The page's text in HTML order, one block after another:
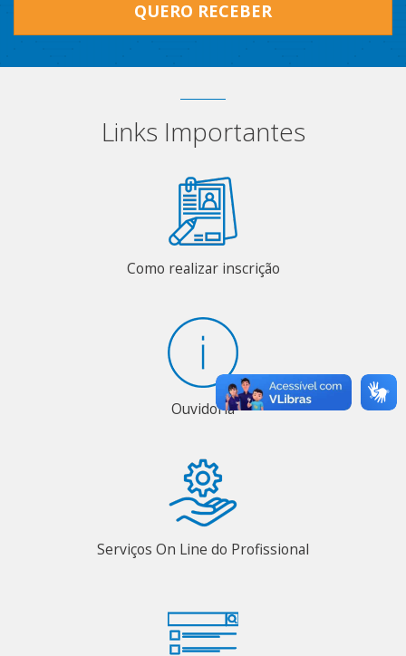
QUERO RECEBER
Links Importantes
Como realizar inscrição
Ouvidoria
Serviços On Line do Profissional